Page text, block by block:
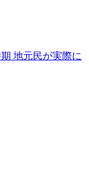
地元民が実際に